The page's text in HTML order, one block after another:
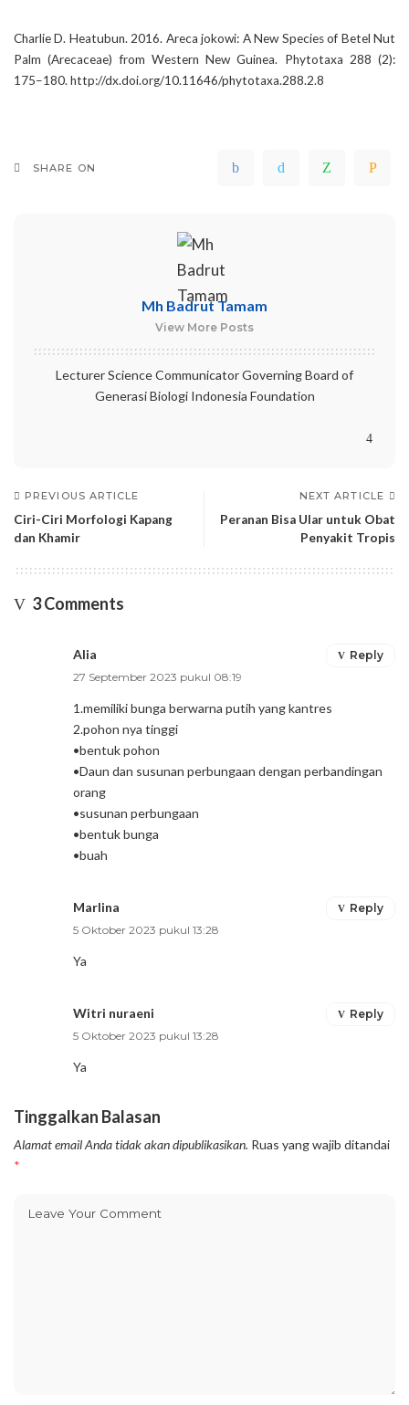
Charlie D. Heatubun. 2016. Areca jokowi: A New Species of Betel Nut
Palm (Arecaceae) from Western New Guinea. Phytotaxa 288 (2):
175–180. http://dx.doi.org/10.11646/phytotaxa.288.2.8
SHARE ON
Mh Badrut Tamam
View More Posts
Lecturer Science Communicator Governing Board of
Generasi Biologi Indonesia Foundation
PREVIOUS ARTICLE
Ciri-Ciri Morfologi Kapang
dan Khamir
NEXT ARTICLE
Peranan Bisa Ular untuk Obat
Penyakit Tropis
3 Comments
Alia
27 September 2023 pukul 08:19
1.memiliki bunga berwarna putih yang kantres
2.pohon nya tinggi
•bentuk pohon
•Daun dan susunan perbungaan dengan perbandingan
orang
•susunan perbungaan
•bentuk bunga
•buah
Reply
Marlina
5 Oktober 2023 pukul 13:28
Ya
Reply
Witri nuraeni
5 Oktober 2023 pukul 13:28
Ya
Reply
Tinggalkan Balasan
Alamat email Anda tidak akan dipublikasikan. Ruas yang wajib ditandai
*